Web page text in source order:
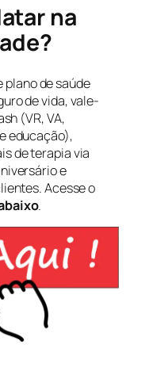
na
plano de saúde
de vida, vale-
(VR, VA,
educação),
de terapia via
e
Acesse o
.